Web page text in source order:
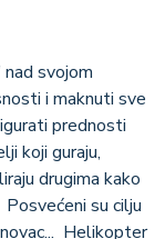
svojom
i maknuti sve
prednosti
koji guraju,
drugima kako
su cilju
Helikopter